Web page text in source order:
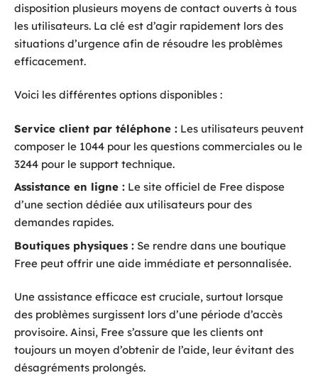
disposition plusieurs moyens de contact ouverts à tous
les utilisateurs. La clé est d’agir rapidement lors des
situations d’urgence afin de résoudre les problèmes
efficacement.
Voici les différentes options disponibles :
Service client par téléphone : Les utilisateurs peuvent
composer le 1044 pour les questions commerciales ou le
3244 pour le support technique.
Assistance en ligne : Le site officiel de Free dispose
d’une section dédiée aux utilisateurs pour des
demandes rapides.
Boutiques physiques : Se rendre dans une boutique
Free peut offrir une aide immédiate et personnalisée.
Une assistance efficace est cruciale, surtout lorsque
des problèmes surgissent lors d’une période d’accès
provisoire. Ainsi, Free s’assure que les clients ont
toujours un moyen d’obtenir de l’aide, leur évitant des
désagréments prolongés.